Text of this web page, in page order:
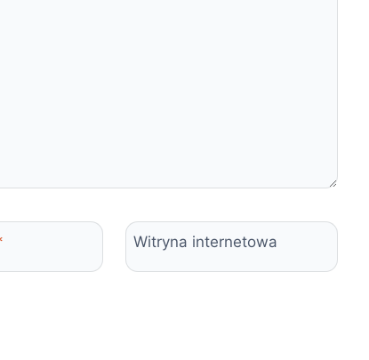
Witryna internetowa